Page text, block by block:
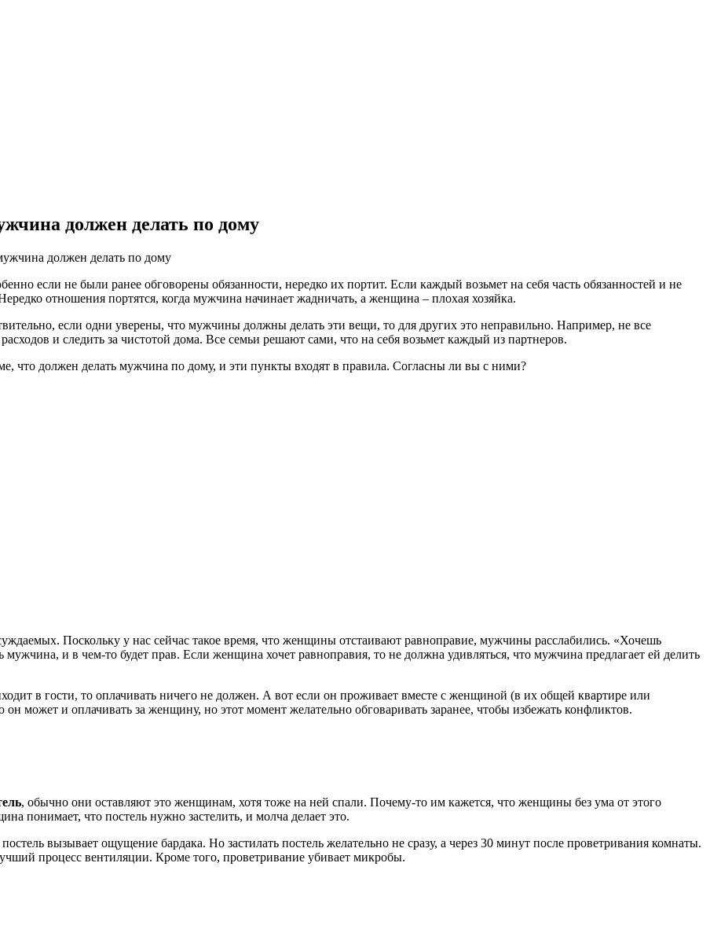
должен делать по дому
должен делать по дому
если не были ранее обговорены обязанности, нередко их портит. Если каждый возьмет на себя часть обязанностей и не
отношения портятся, когда мужчина начинает жадничать, а женщина – плохая хозяйка.
если одни уверены, что мужчины должны делать эти вещи, то для других это неправильно. Например, не все
и следить за чистотой дома. Все семьи решают сами, что на себя возьмет каждый из партнеров.
что должен делать мужчина по дому, и эти пункты входят в правила. Согласны ли вы с ними?
Поскольку у нас сейчас такое время, что женщины отстаивают равноправие, мужчины расслабились. «Хочешь
мужчина, и в чем-то будет прав. Если женщина хочет равноправия, то не должна удивляться, что мужчина предлагает ей делить
в гости, то оплачивать ничего не должен. А вот если он проживает вместе с женщиной (в их общей квартире или
может и оплачивать за женщину, но этот момент желательно обговаривать заранее, чтобы избежать конфликтов.
, обычно они оставляют это женщинам, хотя тоже на ней спали. Почему-то им кажется, что женщины без ума от этого
понимает, что постель нужно застелить, и молча делает это.
вызывает ощущение бардака. Но застилать постель желательно не сразу, а через 30 минут после проветривания комнаты.
процесс вентиляции. Кроме того, проветривание убивает микробы.